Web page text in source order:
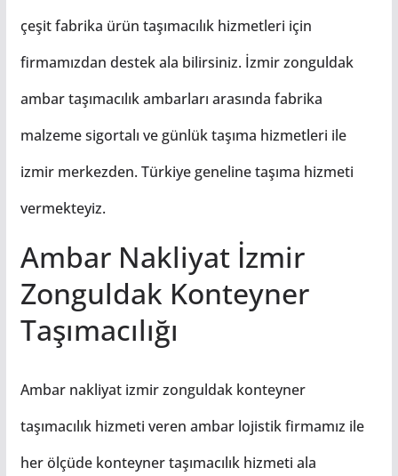
çeşit fabrika ürün taşımacılık hizmetleri için
firmamızdan destek ala bilirsiniz. İzmir zonguldak
ambar taşımacılık ambarları arasında fabrika
malzeme sigortalı ve günlük taşıma hizmetleri ile
izmir merkezden. Türkiye geneline taşıma hizmeti
vermekteyiz.
Ambar Nakliyat İzmir
Zonguldak Konteyner
Taşımacılığı
Ambar nakliyat izmir zonguldak konteyner
taşımacılık hizmeti veren ambar lojistik firmamız ile
her ölçüde konteyner taşımacılık hizmeti ala